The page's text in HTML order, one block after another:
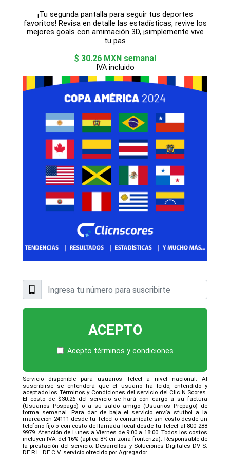
¡Tu segunda pantalla para seguir tus deportes
favoritos! Revisa en detalle las estadísticas, revive los
mejores goals con amimación 3D, ¡simplemente vive
tu pas
$ 30.26 MXN semanal
IVA incluido
ACEPTO
Acepto términos y condiciones
Servicio disponible para usuarios Telcel a nivel nacional. Al
suscribirse se entenderá que el usuario ha leído, entendido y
aceptado los Términos y Condiciones del servicio del Clic N Scores.
El costo de $30.26 del servicio se hará con cargo a su factura
(Usuarios Pospago) o a su saldo amigo (Usuarios Prepago) de
forma semanal. Para dar de baja el servicio envía sfutbol a la
marcación 24111 desde tu Telcel o comunícate sin costo desde un
teléfono fijo o con costo de llamada local desde tu Telcel al 800 288
9979. Atención de Lunes a Viernes de 9:00 a 18:00. Todos los costos
incluyen IVA del 16% (aplica 8% en zona fronteriza). Responsable de
la prestación del servicio: Desarrollos y Soluciones Digitales DV S.
DE R.L. DE C.V. servicio ofrecido por Agregador